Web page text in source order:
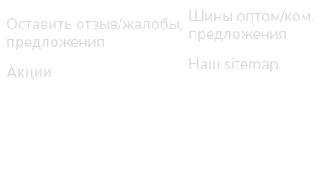
Оставить отзыв/жалобы,
предложения
Акции
Шины оптом/ком.
предложения
Наш sitemap